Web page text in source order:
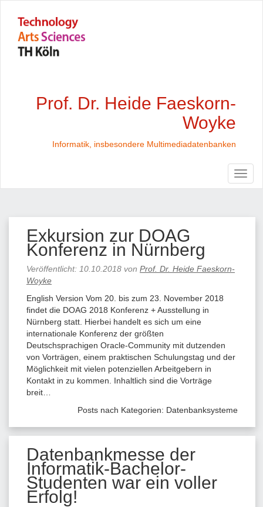
Prof. Dr. Heide Faeskorn-
Woyke
Informatik, insbesondere Multimediadatenbanken
Exkursion zur DOAG
Konferenz in Nürnberg
Veröffentlicht: 10.10.2018 von Prof. Dr. Heide Faeskorn-
Woyke
English Version Vom 20. bis zum 23. November 2018
findet die DOAG 2018 Konferenz + Ausstellung in
Nürnberg statt. Hierbei handelt es sich um eine
internationale Konferenz der größten
Deutschsprachigen Oracle-Community mit dutzenden
von Vorträgen, einem praktischen Schulungstag und der
Möglichkeit mit vielen potenziellen Arbeitgebern in
Kontakt in zu kommen. Inhaltlich sind die Vorträge
breit…
Posts nach Kategorien: Datenbanksysteme
Datenbankmesse der
Informatik-Bachelor-
Studenten war ein voller
Erfolg!